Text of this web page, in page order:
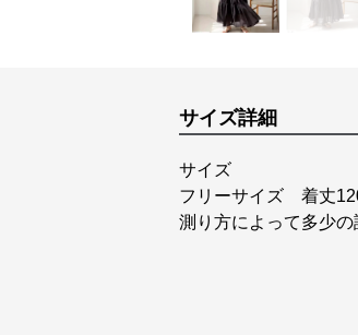
サイズ詳細
サイズ
フリーサイズ 着丈
測り方によって多少の